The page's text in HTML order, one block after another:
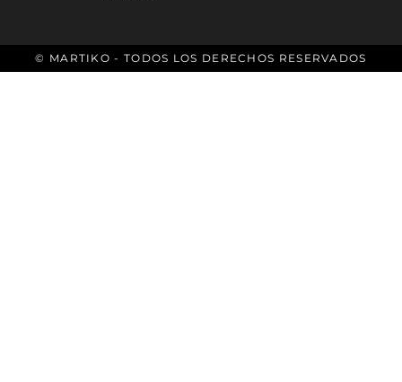
© MARTIKO - TODOS LOS DERECHOS RESERVADOS